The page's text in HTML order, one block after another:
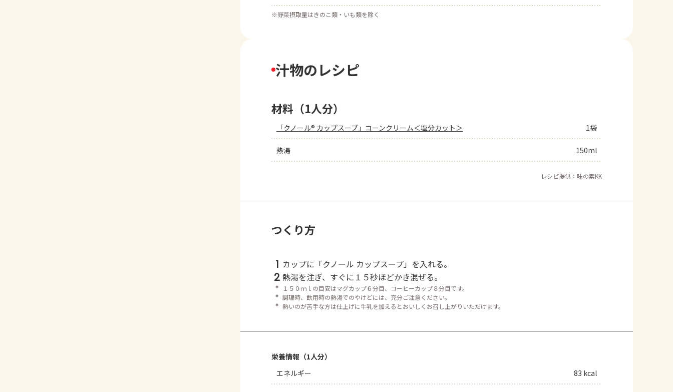
※野菜摂取量はきのこ類・いも類を除く
汁物のレシピ
材料（1人分）
「クノール® カップスープ」コーンクリーム＜塩分カット＞ 1袋
熱湯 150ml
レシピ提供：味の素KK
つくり方
1 カップに「クノール カップスープ」を入れる。
2 熱湯を注ぎ、すぐに１５秒ほどかき混ぜる。
＊
１５０ｍｌの目安はマグカップ６分目、コーヒーカップ８分目です。
＊ 調理時、飲用時の熱湯でのやけどには、充分ご注意ください。
＊ 熱いのが苦手な方は仕上げに牛乳を加えるとおいしくお召し上がりいただけます。
栄養情報（1人分）
エネルギー
83 kcal